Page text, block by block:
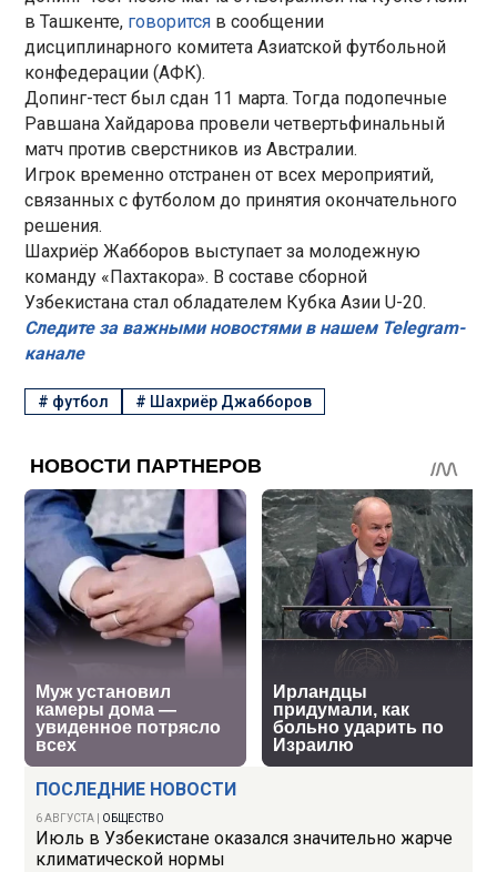
ПОСЛЕДНИЕ НОВОСТИ
6 АВГУСТА ОБЩЕСТВО
Июль в Узбекистане оказался значительно жарче
климатической нормы
в Ташкенте, говорится в сообщении
дисциплинарного комитета Азиатской футбольной
конфедерации (АФК).
Допинг-тест был сдан 11 марта. Тогда подопечные
Равшана Хайдарова провели четвертьфинальный
матч против сверстников из Австралии.
Игрок временно отстранен от всех мероприятий,
связанных с футболом до принятия окончательного
решения.
Шахриёр Жабборов выступает за молодежную
команду «Пахтакора». В составе сборной
Узбекистана стал обладателем Кубка Азии U-20.
Следите за важными новостями в нашем Telegram-
канале
# футбол # Шахриёр Джабборов